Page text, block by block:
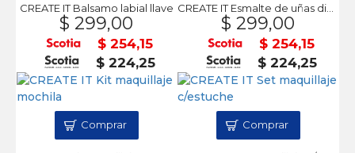
CREATE IT Balsamo labial llave
$ 299,00
$ 254,15
$ 224,25
$ 299,00
$ 254,15
$ 224,25
Comprar Comprar